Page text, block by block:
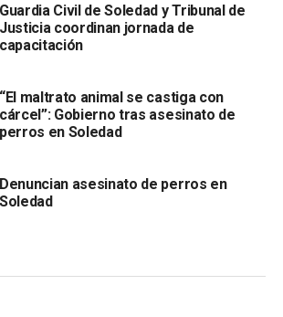
una perrita callejera a la que
de salud que requieren, pero
hay un conjunto de intervenciones
que involucran a la comunidad
de fortalecer el valor, el
este programa concluyó con un
Guardia Civil de Soledad y Tribunal de
Justicia coordinan jornada de
capacitación
“El maltrato animal se castiga con
cárcel”: Gobierno tras asesinato de
perros en Soledad
Denuncian asesinato de perros en
Soledad